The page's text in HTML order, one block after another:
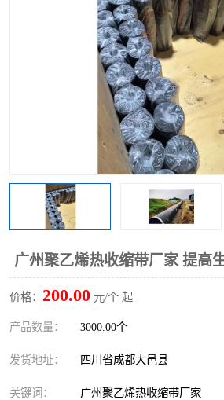
广州聚乙烯热收缩带厂家 提高
价格： 200.00 元/个 起
产品数量： 3000.00个
发货地址： 四川省成都大邑县
关键词： 广州聚乙烯热收缩带厂家